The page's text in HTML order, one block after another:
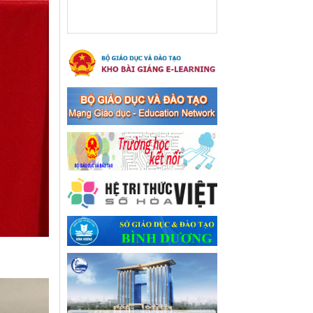
Hưởng ứng cuộc thi trực
tuyến "Tìm hiểu Nghị quyết
Trung ương 8 Khoá XIII"
Hưởng ứng cuộc thi trực tuyến
"Tìm hiểu Nghị quyết Trung
ương 8 Khoá XIII"
Ngày ban hành: 04/03/2024
Kế hoạch Triển khai công
tác tuyên truyền, đảm bảo
trật tự, an toàn giao thông
năm 2024 tại các cơ sở giáo
dục trên địa bàn thị xã Bến
Cát
Kế hoạch Triển khai công tác
tuyên truyền, đảm bảo trật tự,
an toàn giao thông năm 2024
tại các cơ sở giáo dục trên địa
bàn thị xã Bến Cát